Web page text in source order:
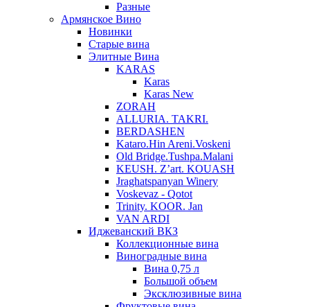
Разные
Армянское Вино
Новинки
Старые вина
Элитные Вина
KARAS
Karas
Karas New
ZORAH
ALLURIA. TAKRI.
BERDASHEN
Kataro.Hin Areni.Voskeni
Old Bridge.Tushpa.Malani
KEUSH. Z’art. KOUASH
Jraghatspanyan Winery
Voskevaz - Qotot
Trinity. KOOR. Jan
VAN ARDI
Иджеванский ВКЗ
Коллекционные вина
Виноградные вина
Вина 0,75 л
Большой объем
Эксклюзивные вина